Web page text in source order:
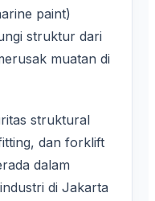
paint)
struktur dari
muatan di
struktural
dan forklift
dalam
di Jakarta